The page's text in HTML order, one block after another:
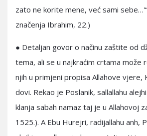
zato ne korite mene, već sami
značenja Ibrahim, 22.)
● Detaljan govor o načinu zaštite od
tema, ali se u najkraćim crtama može
njih u primjeni propisa Allahove vjere,
dovi. Rekao je Poslanik, sallallahu
klanja sabah namaz taj je u Allahovoj
1525.). A Ebu Hurejri, radijallahu anh,